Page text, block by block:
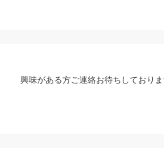
興味がある方ご連絡お待ちしておりま